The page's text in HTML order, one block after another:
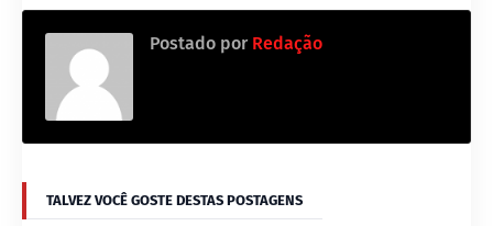
Postado por Redação
TALVEZ VOCÊ GOSTE DESTAS POSTAGENS